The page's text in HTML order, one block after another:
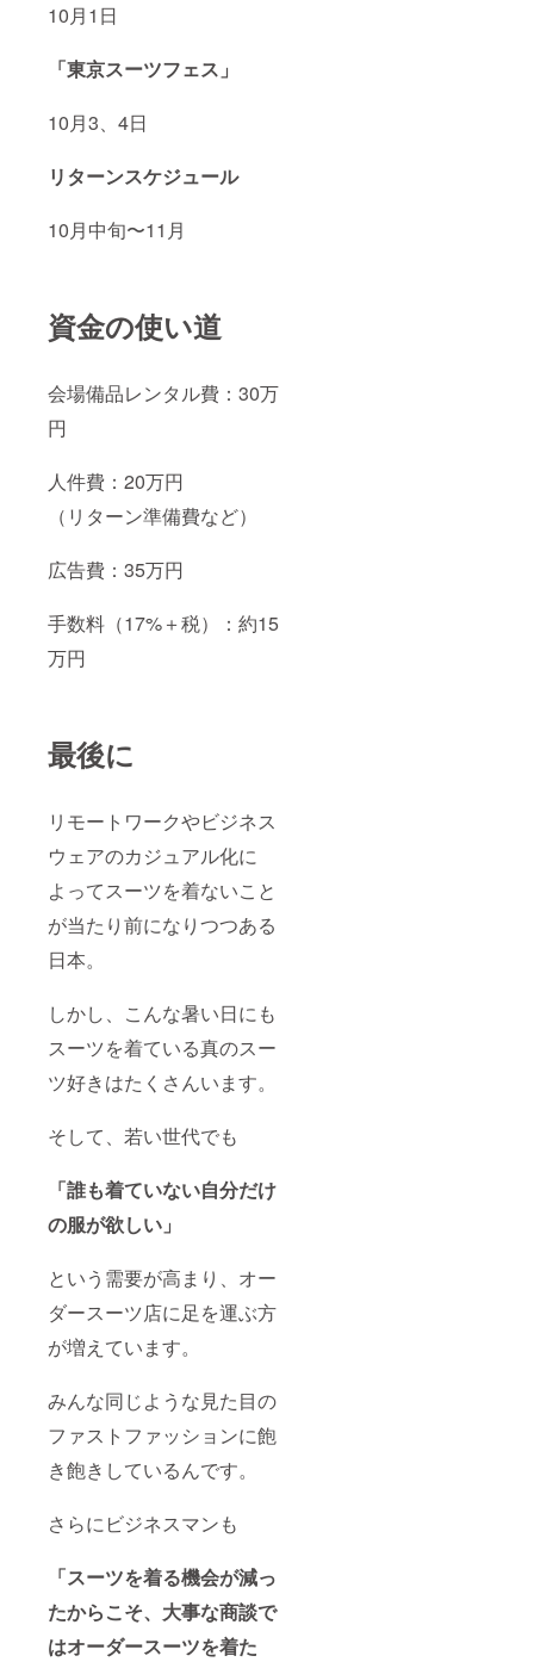
10月1日
「東京スーツフェス」
10月3、4日
リターンスケジュール
10月中旬〜11月
資金の使い道
会場備品レンタル費：30万
円
人件費：20万円
（リターン準備費など）
広告費：35万円
手数料（17%＋税）：約15
万円
最後に
リモートワークやビジネス
ウェアのカジュアル化に
よってスーツを着ないこと
が当たり前になりつつある
日本。
しかし、こんな暑い日にも
スーツを着ている真のスー
ツ好きはたくさんいます。
そして、若い世代でも
「誰も着ていない自分だけ
の服が欲しい」
という需要が高まり、オー
ダースーツ店に足を運ぶ方
が増えています。
みんな同じような見た目の
ファストファッションに飽
き飽きしているんです。
さらにビジネスマンも
「スーツを着る機会が減っ
たからこそ、大事な商談で
はオーダースーツを着た